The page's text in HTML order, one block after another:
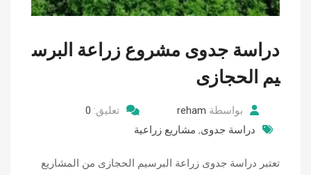
دراسة جدوى مشروع زراعة البرس
يم الحجازى
بواسطة reham تعليق: 0
دراسة جدوى, مشاريع زراعية
تعتبر دراسة جدوى زراعة البرسيم الحجازى من المشاريع